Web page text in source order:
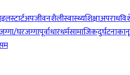
स्टार्टअपजीवनशैलीस्वास्थ्यशिक्षाअपराध
घरजग्गापूर्वाधारधर्मसामाजिकदुर्घटना